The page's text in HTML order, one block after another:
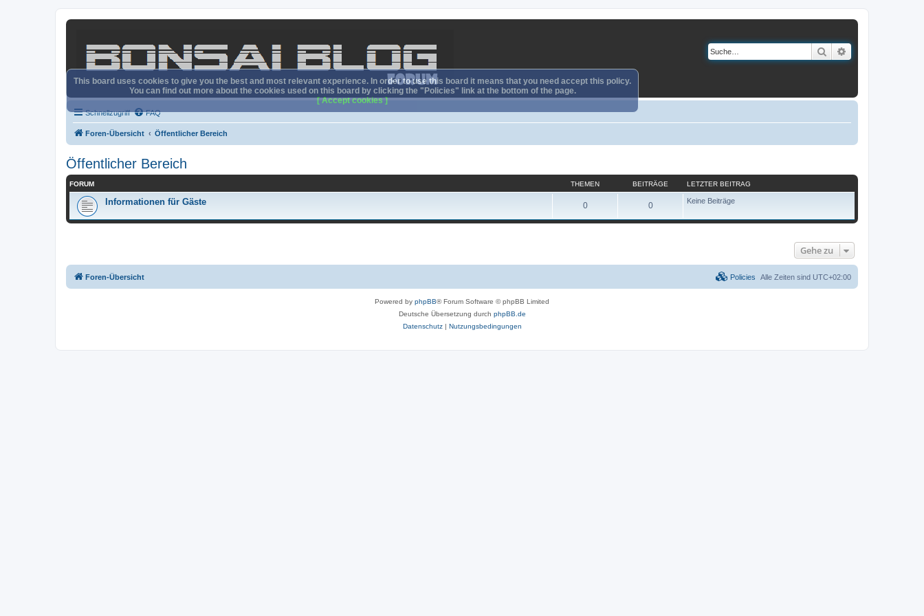
Suche
Schnellzugriff FAQ
Foren-Übersicht Öffentlicher Bereich
Öffentlicher Bereich
FORUM THEMEN BEITRÄGE LETZTER BEITRAG
Informationen für Gäste 0 0 Keine Beiträge
Gehe zu
This board uses cookies to give you the best and most relevant experience. In order to use this board it means that you need accept this policy.
You can find out more about the cookies used on this board by clicking the "Policies" link at the bottom of the page.
[ Accept cookies ]
Foren-Übersicht Alle Zeiten sind UTC+02:00
Policies
Powered by phpBB® Forum Software © phpBB Limited
Deutsche Übersetzung durch phpBB.de
Datenschutz| Nutzungsbedingungen